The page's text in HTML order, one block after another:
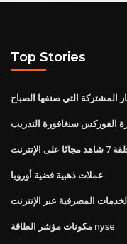
Top Stories
المشتركة التي صنفها الصباح
الفوركس سنغافورة التدريب
عملات ذهبية فضية أوروبا
المصرفية عبر الإنترنت
مكونات مؤشر الطاقة nyse